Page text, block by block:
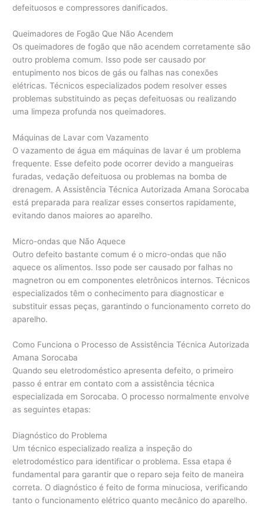
defeituosos e compressores danificados.
Queimadores de Fogão Que Não Acendem
Os queimadores de fogão que não acendem corretamente são
outro problema comum. Isso pode ser causado por
entupimento nos bicos de gás ou falhas nas conexões
elétricas. Técnicos especializados podem resolver esses
problemas substituindo as peças defeituosas ou realizando
uma limpeza profunda nos queimadores.
Máquinas de Lavar com Vazamento
O vazamento de água em máquinas de lavar é um problema
frequente. Esse defeito pode ocorrer devido a mangueiras
furadas, vedação defeituosa ou problemas na bomba de
drenagem. A Assistência Técnica Autorizada Amana Sorocaba
está preparada para realizar esses consertos rapidamente,
evitando danos maiores ao aparelho.
Micro-ondas que Não Aquece
Outro defeito bastante comum é o micro-ondas que não
aquece os alimentos. Isso pode ser causado por falhas no
magnetron ou em componentes eletrônicos internos. Técnicos
especializados têm o conhecimento para diagnosticar e
substituir essas peças, garantindo o funcionamento correto do
aparelho.
Como Funciona o Processo de Assistência Técnica Autorizada
Amana Sorocaba
Quando seu eletrodoméstico apresenta defeito, o primeiro
passo é entrar em contato com a assistência técnica
especializada em Sorocaba. O processo normalmente envolve
as seguintes etapas:
Diagnóstico do Problema
Um técnico especializado realiza a inspeção do
eletrodoméstico para identificar o problema. Essa etapa é
fundamental para garantir que o reparo seja feito de maneira
correta. O diagnóstico é feito de forma minuciosa, verificando
tanto o funcionamento elétrico quanto mecânico do aparelho.